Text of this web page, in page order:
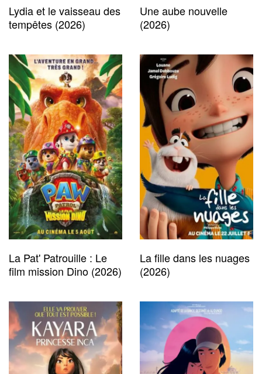
Lydia et le vaisseau des
tempêtes (2026)
Une aube nouvelle
(2026)
La Pat' Patrouille : Le
film mission Dino (2026)
La fille dans les nuages
(2026)